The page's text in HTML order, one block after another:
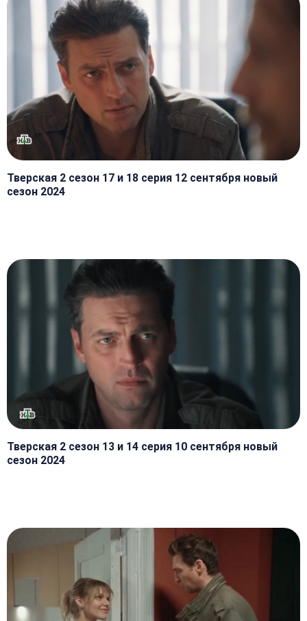
Тверская 2 сезон 17 и 18 серия 12 сентября новый
сезон 2024
Тверская 2 сезон 13 и 14 серия 10 сентября новый
сезон 2024